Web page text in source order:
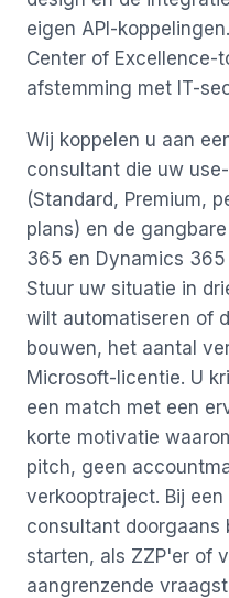
eigen API-
Center of Excellence-
afstemming met IT-
Wij koppelen u aan
consultant die uw
(Standard, Premium,
plans) en de
365 en Dynamics
Stuur uw situatie in
wilt automatiseren of
bouwen, het aantal
Microsoft-licentie. U
een match met een
korte motivatie
pitch, geen
verkooptraject. Bij
consultant doorgaans
starten, als ZZP'er of
aangrenzende